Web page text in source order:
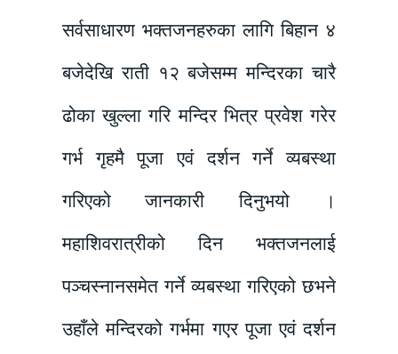
सर्वसाधारण भक्तजनहरुका लागि बिहान ४
बजेदेखि राती १२ बजेसम्म मन्दिरका चारै
ढोका खुल्ला गरि मन्दिर भित्र प्रवेश गरेर
गर्भ गृहमै पूजा एवं दर्शन गर्ने व्यबस्था
गरिएको जानकारी दिनुभयो ।
महाशिवरात्रीको दिन भक्तजनलाई
पञ्चस्नानसमेत गर्ने व्यबस्था गरिएको छभने
उहाँले मन्दिरको गर्भमा गएर पूजा एवं दर्शन